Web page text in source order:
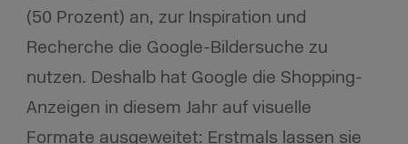
(50 Prozent) an, zur Inspiration und
Recherche die Google-Bildersuche zu
nutzen. Deshalb hat Google die Shopping-
Anzeigen in diesem Jahr auf visuelle
Formate ausgeweitet: Erstmals lassen sie